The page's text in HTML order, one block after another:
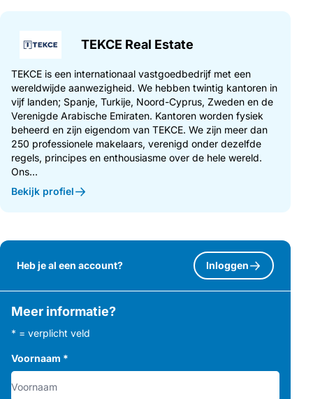
TEKCE Real Estate
TEKCE is een internationaal vastgoedbedrijf met een
wereldwijde aanwezigheid. We hebben twintig kantoren in
vijf landen; Spanje, Turkije, Noord-Cyprus, Zweden en de
Verenigde Arabische Emiraten. Kantoren worden fysiek
beheerd en zijn eigendom van TEKCE. We zijn meer dan
250 professionele makelaars, verenigd onder dezelfde
regels, principes en enthousiasme over de hele wereld.
Ons...
Bekijk profiel
Heb je al een account? Inloggen
Meer informatie?
* = verplicht veld
Voornaam *